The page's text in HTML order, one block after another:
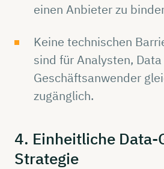
einen Anbieter zu
Keine technischen
sind für Analysten,
Geschäftsanwender
zugänglich.
4. Einheitliche Data-
Strategie